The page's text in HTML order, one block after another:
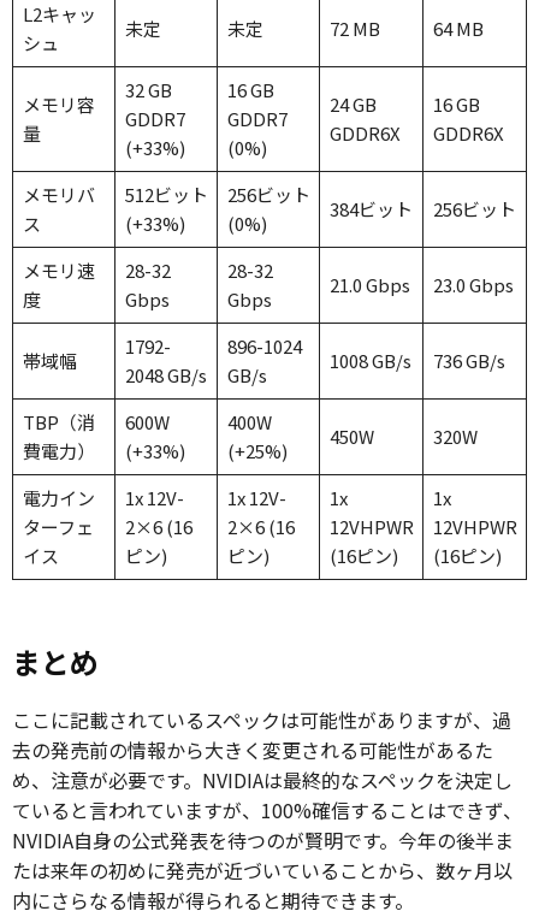
L2キャッ
シュ
未定 未定 72 MB 64 MB
メモリ容
量
32 GB
GDDR7
(+33%)
16 GB
GDDR7
(0%)
24 GB
GDDR6X
16 GB
GDDR6X
メモリバ
ス
512ビット
(+33%)
256ビット
(0%)
384ビット 256ビット
メモリ速
度
28-32
Gbps
28-32
Gbps
21.0 Gbps 23.0 Gbps
帯域幅
1792-
2048 GB/s
896-1024
GB/s
1008 GB/s 736 GB/s
TBP（消
費電力）
600W
(+33%)
400W
(+25%)
450W 320W
電力イン
ターフェ
イス
1x 12V-
2×6 (16
ピン)
1x 12V-
2×6 (16
ピン)
1x
12VHPWR
(16ピン)
1x
12VHPWR
(16ピン)
まとめ
ここに記載されているスペックは可能性がありますが、過
去の発売前の情報から大きく変更される可能性があるた
め、注意が必要です。NVIDIAは最終的なスペックを決定し
ていると言われていますが、100%確信することはできず、
NVIDIA自身の公式発表を待つのが賢明です。今年の後半ま
たは来年の初めに発売が近づいていることから、数ヶ月以
内にさらなる情報が得られると期待できます。